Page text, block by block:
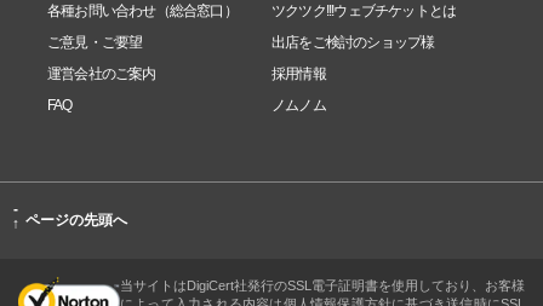
各種お問い合わせ（総合窓口）
ツクツク!!!ウェブチケットとは
ご意見・ご要望
出店をご検討のショップ様
運営会社のご案内
採用情報
FAQ
ノムノム
-
↑ ページの先頭へ
当サイトはDigiCert社発行のSSL電子証明書を使用しており、お客様